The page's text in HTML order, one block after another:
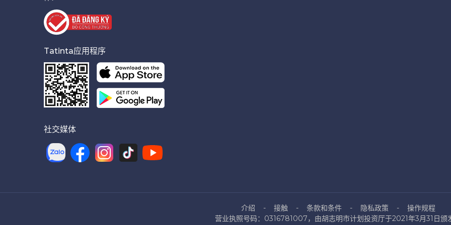
Tatinta应用程序
社交媒体
介绍 接触 条款和条件 隐私政策
操作规程
营业执照号码：0316781007，由胡志明市计划投资厅于2021年3月31日颁